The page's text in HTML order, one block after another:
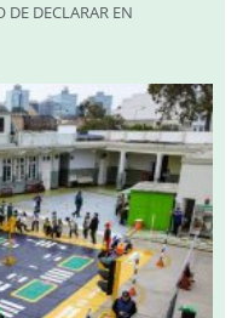
DE DECLARAR EN